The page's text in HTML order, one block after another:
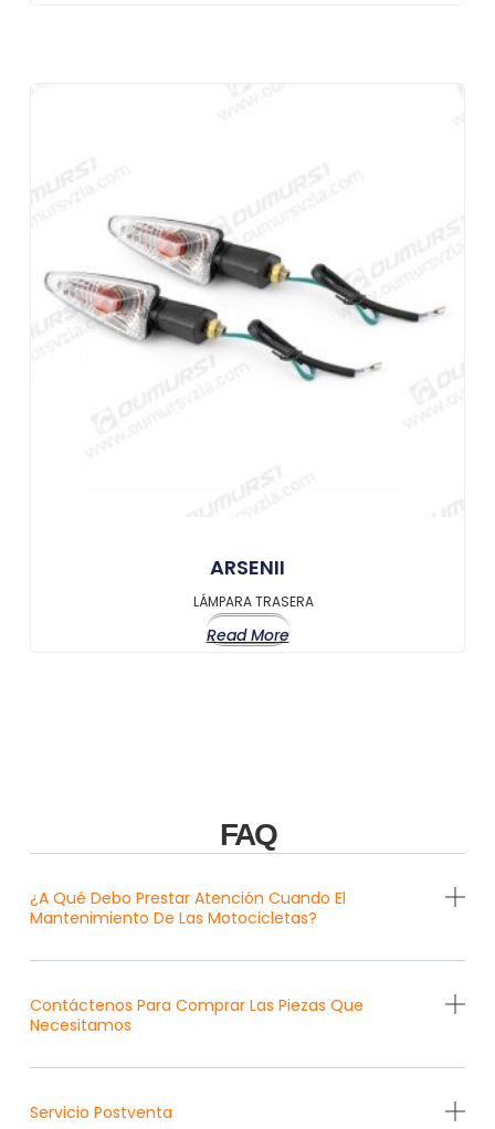
ARSENII
LÁMPARA TRASERA
Read More
FAQ
¿A Qué Debo Prestar Atención Cuando El
Mantenimiento De Las Motocicletas?
Contáctenos Para Comprar Las Piezas Que
Necesitamos
Servicio Postventa